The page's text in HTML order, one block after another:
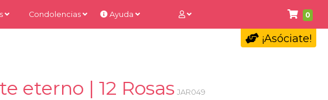
0
Condolencias Ayuda
¡Asóciate!
eterno | 12 Rosas JAR049